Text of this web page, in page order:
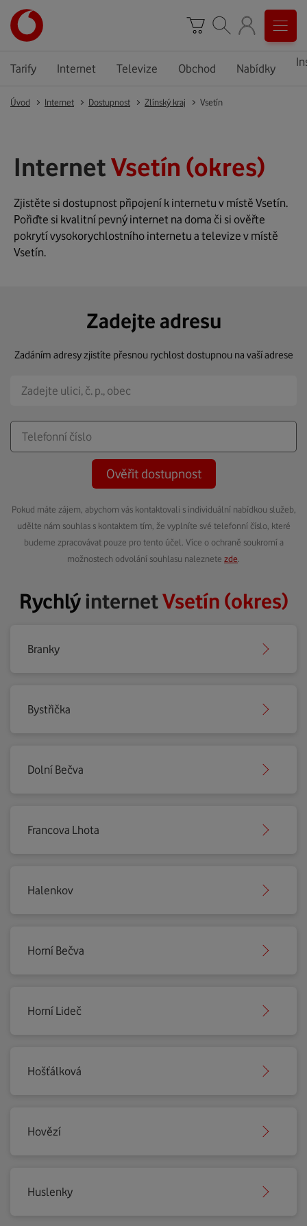
Tarify Internet Televize Obchod Nabídky
Úvod Internet Dostupnost Zlínský kraj Vsetín
InternetVsetín (okres)
Zjistěte si dostupnost připojení k internetu v místě Vsetín.
Pořiďte si kvalitní pevný internet na doma či si ověřte
pokrytí vysokorychlostního internetu a televize v místě
Vsetín.
Zadejte adresu
Zadáním adresy zjistíte přesnou rychlost dostupnou na vaší adrese
Ověřit dostupnost
Pokud máte zájem, abychom vás kontaktovali s individuální nabídkou služeb,
udělte nám souhlas s kontaktem tím, že vyplníte své telefonní číslo, které
budeme zpracovávat pouze pro tento účel. Více o ochraně soukromí a
možnostech odvolání souhlasu naleznete zde
RychlýinternetVsetín (okres)
Branky
Bystřička
Dolní Bečva
Francova Lhota
Halenkov
Horní Bečva
Horní Lideč
Hošťálková
Hovězí
Huslenky